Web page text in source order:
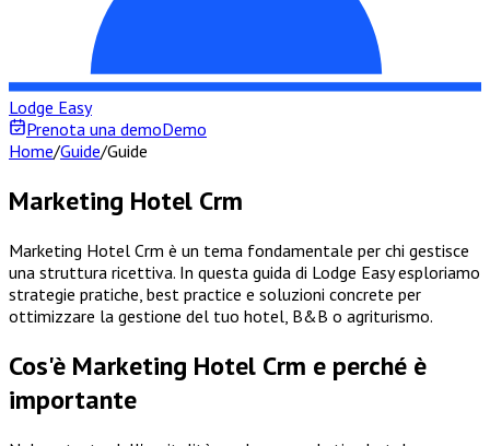
Lodge Easy
Prenota una demoDemo
Home/Guide/Guide
Marketing Hotel Crm
Marketing Hotel Crm è un tema fondamentale per chi gestisce
una struttura ricettiva. In questa guida di Lodge Easy esploriamo
strategie pratiche, best practice e soluzioni concrete per
ottimizzare la gestione del tuo hotel, B&B o agriturismo.
Cos'è Marketing Hotel Crm e perché è
importante